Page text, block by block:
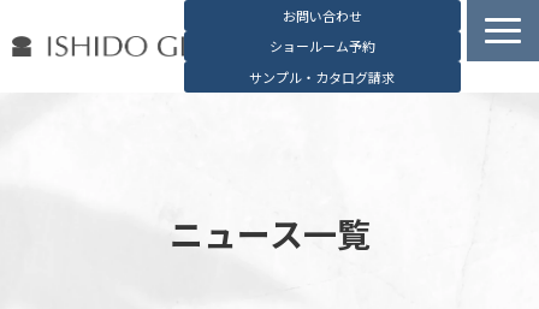
お問い合わせ
ショールーム予約
サンプル・カタログ請求
石堂硝子が選ばれる理由
ニュース一覧